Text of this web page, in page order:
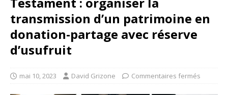
transmission d’un patrimoine en
donation-partage avec réserve
d’usufruit
mai 10, 2023 David Grizone Commentaires fermés